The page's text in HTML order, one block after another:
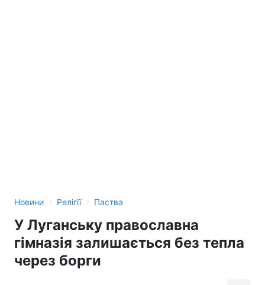
Новини › Релігії › Паства
У Луганську православна
гімназія залишається без тепла
через борги